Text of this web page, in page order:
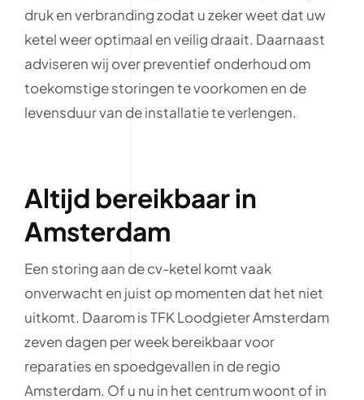
druk en verbranding zodat u zeker weet dat uw
ketel weer optimaal en veilig draait. Daarnaast
adviseren wij over preventief onderhoud om
toekomstige storingen te voorkomen en de
levensduur van de installatie te verlengen.
Altijd bereikbaar in
Amsterdam
Een storing aan de cv-ketel komt vaak
onverwacht en juist op momenten dat het niet
uitkomt. Daarom is TFK Loodgieter Amsterdam
zeven dagen per week bereikbaar voor
reparaties en spoedgevallen in de regio
Amsterdam. Of u nu in het centrum woont of in